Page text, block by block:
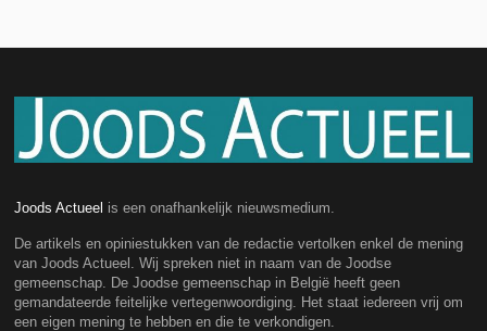
Joods Actueel is een onafhankelijk nieuwsmedium.
De artikels en opiniestukken van de redactie vertolken enkel de mening
van Joods Actueel. Wij spreken niet in naam van de Joodse
gemeenschap. De Joodse gemeenschap in België heeft geen
gemandateerde feitelijke vertegenwoordiging. Het staat iedereen vrij om
een eigen mening te hebben en die te verkondigen.